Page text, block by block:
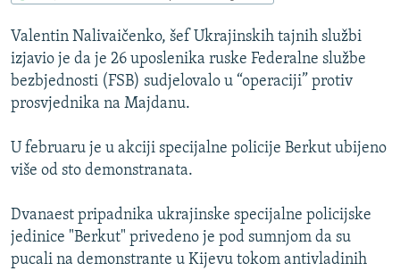
VIDEO
FOTOGALERIJE
INFOGRAFIKE
PODCASTI
RAT U UKRAJINI
KINA NA BALKANU
RSE PRIČE IZ SVIJETA
ISPRIČAJ MI
DNEVNO@RSE
VIŠE OD NASLOVA
GENOCID U SREBRENICI
PRATITE NAS
Valentin Nalivaičenko, šef Ukrajinskih tajnih službi
izjavio je da je 26 uposlenika ruske Federalne službe
bezbjednosti (FSB) sudjelovalo u “operaciji” protiv
prosvjednika na Majdanu.
U februaru je u akciji specijalne policije Berkut ubijeno
više od sto demonstranata.
Dvanaest pripadnika ukrajinske specijalne policijske
jedinice "Berkut" privedeno je pod sumnjom da su
pucali na demonstrante u Kijevu tokom antivladinih